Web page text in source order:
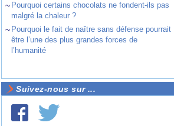
~ Pourquoi certains chocolats ne fondent-ils pas
malgré la chaleur ?
~ Pourquoi le fait de naître sans défense pourrait
être l’une des plus grandes forces de
l’humanité
Suivez-nous sur ...